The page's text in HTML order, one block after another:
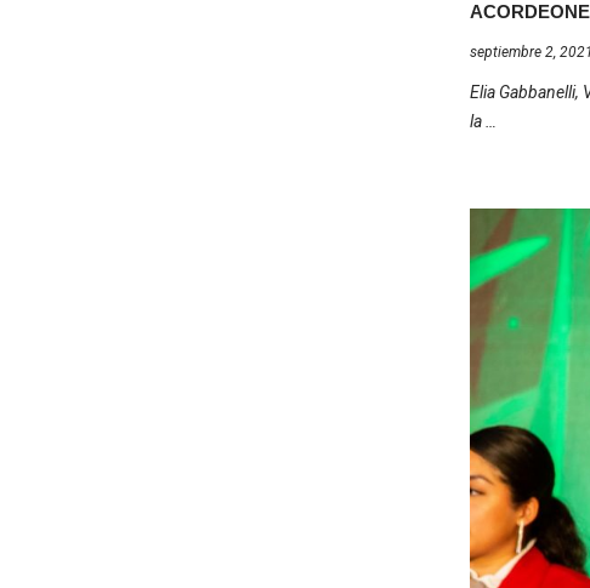
septiembre 2, 2021
Elia Gabbanelli,
la …